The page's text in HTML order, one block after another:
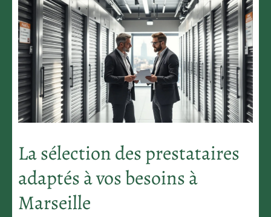
La sélection des prestataires
adaptés à vos besoins à
Marseille